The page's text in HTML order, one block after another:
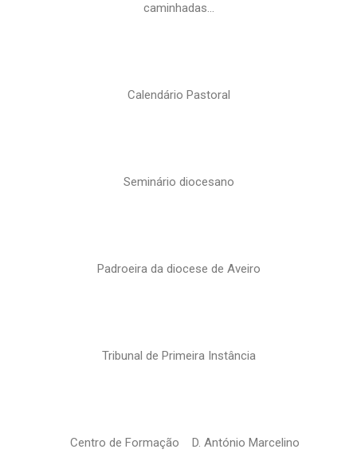
caminhadas…
Calendário Pastoral
Seminário diocesano
Padroeira da diocese de Aveiro
Tribunal de Primeira Instância
Centro de Formação D. António Marcelino